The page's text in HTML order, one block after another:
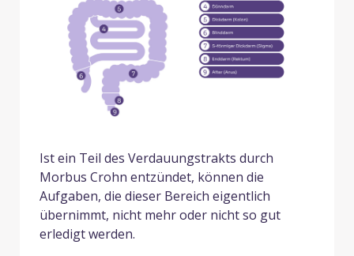
Ist ein Teil des Verdauungstrakts durch
Morbus Crohn entzündet, können die
Aufgaben, die dieser Bereich eigentlich
übernimmt, nicht mehr oder nicht so gut
erledigt werden.